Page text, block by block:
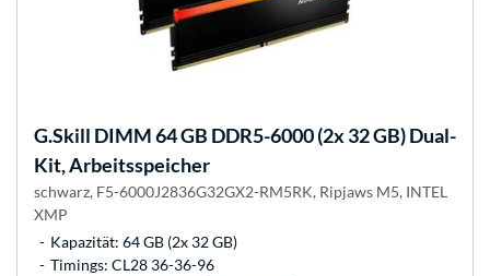
G.Skill DIMM 64 GB DDR5-6000 (2x 32 GB) Dual-
Kit, Arbeitsspeicher
schwarz, F5-6000J2836G32GX2-RM5RK, Ripjaws M5, INTEL
XMP
Kapazität: 64 GB (2x 32 GB)
Timings: CL28 36-36-96